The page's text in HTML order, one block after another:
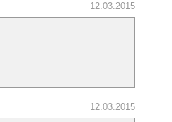
12.03.2015
12.03.2015